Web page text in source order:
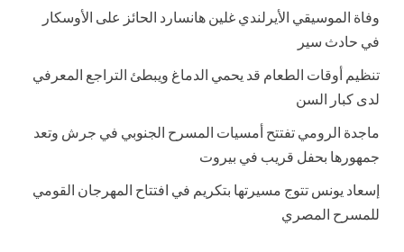
وفاة الموسيقي الأيرلندي غلين هانسارد الحائز على الأوسكار
في حادث سير
تنظيم أوقات الطعام قد يحمي الدماغ ويبطئ التراجع المعرفي
لدى كبار السن
ماجدة الرومي تفتتح أمسيات المسرح الجنوبي في جرش وتعد
جمهورها بحفل قريب في بيروت
إسعاد يونس تتوج مسيرتها بتكريم في افتتاح المهرجان القومي
للمسرح المصري